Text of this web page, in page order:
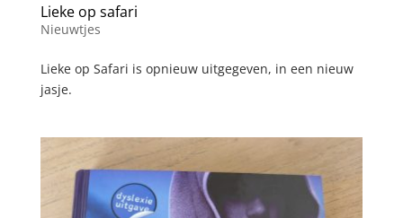
Lieke op safari
Nieuwtjes
Lieke op Safari is opnieuw uitgegeven, in een nieuw
jasje.